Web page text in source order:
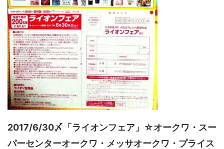
2017/6/30〆「ライオンフェア」☆オークワ・スー
パーセンターオークワ・メッサオークワ・プライス